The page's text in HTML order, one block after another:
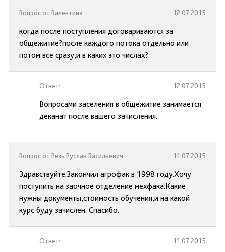
Вопрос от Валентина 12.07.2015
когда после поступления договариваются за
общежитие?после каждого потока отдельно или
потом все сразу,и в каких это числах?
Ответ: 12.07.2015
Вопросами заселения в общежитие занимается
деканат после вашего зачисления.
Вопрос от Резь Руслан Васильевич 11.07.2015
Здравствуйте.Закончил агрофак в 1998 году.Хочу
поступить на заочное отделение мехфака.Какие
нужны документы,стоимость обучения,и на какой
курс буду зачислен. Спасибо.
Ответ: 11.07.2015